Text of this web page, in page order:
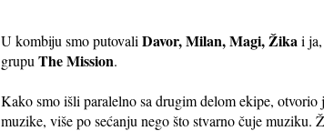
U kombiju smo putovali Davor, Milan, Magi, Žika i
grupu The Mission.
Kako smo išli paralelno sa drugim delom ekipe, otvorio
muzike, više po sećanju nego što stvarno čuje muziku.